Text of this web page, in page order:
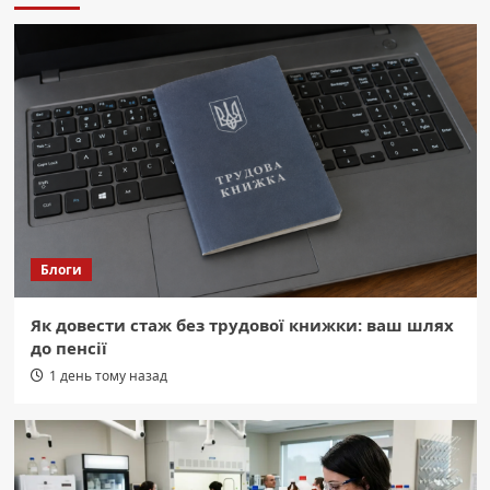
Область
Житомирщина: 6 поранених, 3 дитини,
після ворожої атаки.
5
Область
Житомир: 7 млн грн на модернізацію
електромереж багатоповерхівок.
Область
вшановує Захисника, що загинув,
Область
На Житомирщині півторарічний
Блоги
Як довести стаж без трудової книжки: ваш шлях
до пенсії
1 день тому назад